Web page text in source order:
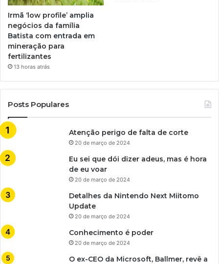
Irmã ‘low profile’ amplia
negócios da família
Batista com entrada em
mineração para
fertilizantes
13 horas atrás
Posts Populares
Atenção perigo de falta de corte
20 de março de 2024
Eu sei que dói dizer adeus, mas é hora
de eu voar
20 de março de 2024
Detalhes da Nintendo Next Miitomo
Update
20 de março de 2024
Conhecimento é poder
20 de março de 2024
O ex-CEO da Microsoft, Ballmer, revê a